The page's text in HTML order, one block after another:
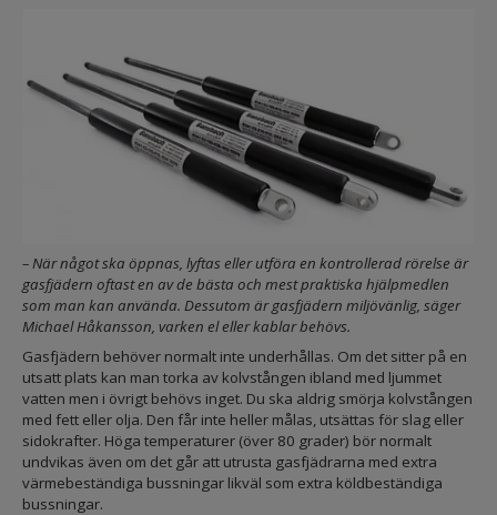
– När något ska öppnas, lyftas eller utföra en kontrollerad rörelse är
gasfjädern oftast en av de bästa och mest praktiska hjälpmedlen
som man kan använda. Dessutom är gasfjädern miljövänlig, säger
Michael Håkansson, varken el eller kablar behövs.
Gasfjädern behöver normalt inte underhållas. Om det sitter på en
utsatt plats kan man torka av kolvstången ibland med ljummet
vatten men i övrigt behövs inget. Du ska aldrig smörja kolvstången
med fett eller olja. Den får inte heller målas, utsättas för slag eller
sidokrafter. Höga temperaturer (över 80 grader) bör normalt
undvikas även om det går att utrusta gasfjädrarna med extra
värmebeständiga bussningar likväl som extra köldbeständiga
bussningar.